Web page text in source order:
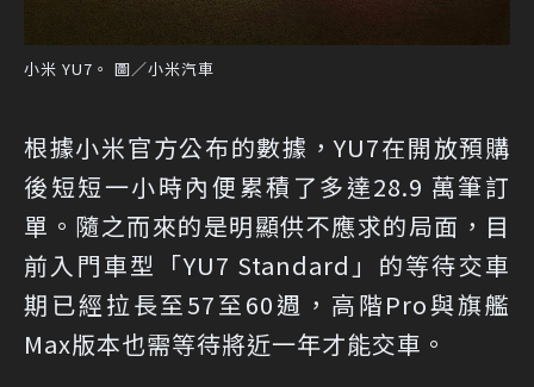
小米 YU7。 圖／小米汽車
根據小米官方公布的數據，YU7在開放預購
後短短一小時內便累積了多達28.9 萬筆訂
單。隨之而來的是明顯供不應求的局面，目
前入門車型「YU7 Standard」的等待交車
期已經拉長至57至60週，高階Pro與旗艦
Max版本也需等待將近一年才能交車。